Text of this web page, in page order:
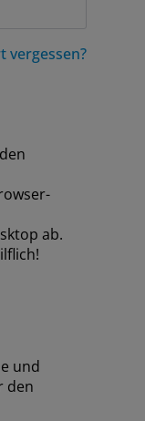
vergessen?
ab.
und
den